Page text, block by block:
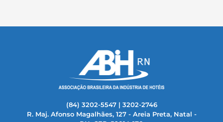
(84) 3202-5547 | 3202-2746
R. Maj. Afonso Magalhães, 127 - Areia Preta, Natal -